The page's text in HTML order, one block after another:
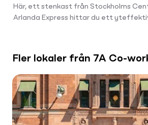
Här, ett stenkast från Stockholms
Arlanda Express hittar du ett
Fler lokaler från 7A Co-